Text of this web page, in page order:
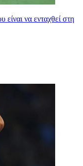
να ενταχθεί στη